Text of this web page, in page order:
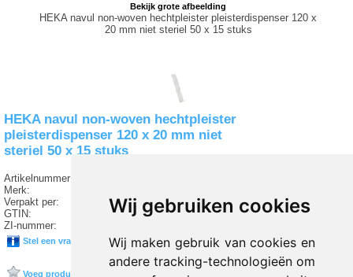
Wij gebruiken cookies
Wij maken gebruik van cookies en
andere tracking-technologieën om
Bekijk grote afbeelding
HEKA navul non-woven hechtpleister pleisterdispenser 120 x
20 mm niet steriel 50 x 15 stuks
HEKA navul non-woven hechtpleister
pleisterdispenser 120 x 20 mm niet
steriel 50 x 15 stuks
Artikelnummer:
Merk:
Verpakt per:
GTIN:
ZI-nummer:
50 stuks
8715886024225
Stel een vraag over dit product
Voeg product toe aan favorieten